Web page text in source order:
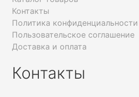
Контакты
Политика
Пользовательское соглашение
Доставка и оплата
Контакты